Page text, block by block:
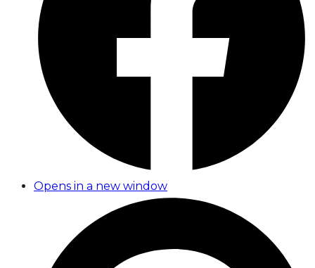
Opens in a new window